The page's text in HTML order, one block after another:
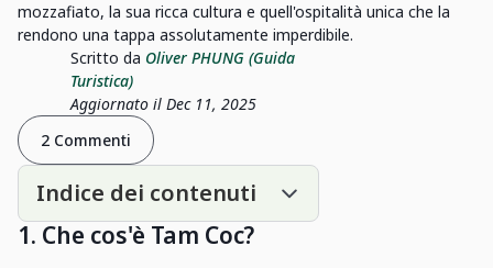
mozzafiato, la sua ricca cultura e quell'ospitalità unica che la
rendono una tappa assolutamente imperdibile.
Scritto da Oliver PHUNG (Guida
Turistica)
Aggiornato il Dec 11, 2025
2 Commenti
Indice dei contenuti
1. Che cos'è Tam Coc?